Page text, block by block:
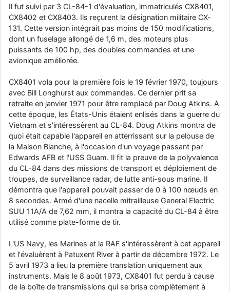
Il fut suivi par 3 CL-84-1 d'évaluation, immatriculés CX8401,
CX8402 et CX8403. Ils reçurent la désignation militaire CX-
131. Cette version intégrait pas moins de 150 modifications,
dont un fuselage allongé de 1,6 m, des moteurs plus
puissants de 100 hp, des doubles commandes et une
avionique améliorée.
CX8401 vola pour la première fois le 19 février 1970, toujours
avec Bill Longhurst aux commandes. Ce dernier prit sa
retraite en janvier 1971 pour être remplacé par Doug Atkins. A
cette époque, les États-Unis étaient enlisés dans la guerre du
Vietnam et s'intéressèrent au CL-84. Doug Atkins montra de
quoi était capable l'appareil en atterrissant sur la pelouse de
la Maison Blanche, à l'occasion d'un voyage passant par
Edwards AFB et l'USS Guam. Il fit la preuve de la polyvalence
du CL-84 dans des missions de transport et déploiement de
troupes, de surveillance radar, de lutte anti-sous marine. Il
démontra que l'appareil pouvait passer de 0 à 100 nœuds en
8 secondes. Armé d'une nacelle mitrailleuse General Electric
SUU 11A/A de 7,62 mm, il montra la capacité du CL-84 à être
utilisé comme plate-forme de tir.
L'US Navy, les Marines et la RAF s'intéressèrent à cet appareil
et l'évaluèrent à Patuxent River à partir de décembre 1972. Le
5 avril 1973 a lieu la première translation uniquement aux
instruments. Mais le 8 août 1973, CX8401 fut perdu à cause
de la boîte de transmissions qui se brisa complètement à